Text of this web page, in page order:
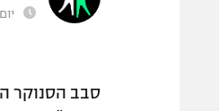
יום
סבב הסנוקר